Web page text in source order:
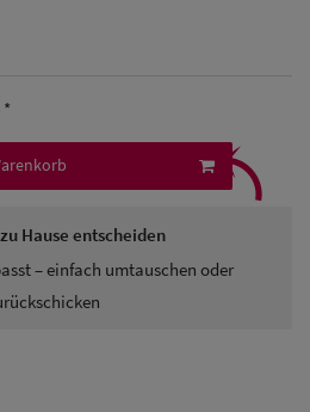
*
Hause entscheiden
– einfach umtauschen oder
⤹